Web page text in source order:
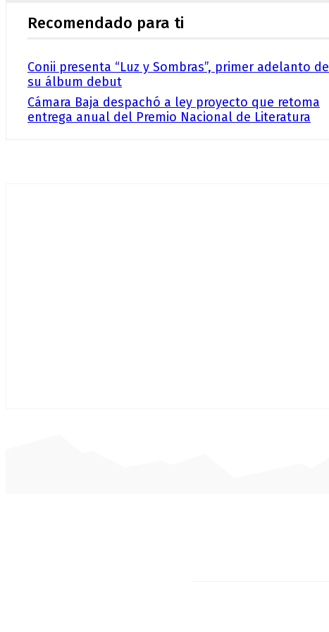
Recomendado para ti
Conii presenta “Luz y Sombras”, primer adelanto de
su álbum debut
Cámara Baja despachó a ley proyecto que retoma
entrega anual del Premio Nacional de Literatura